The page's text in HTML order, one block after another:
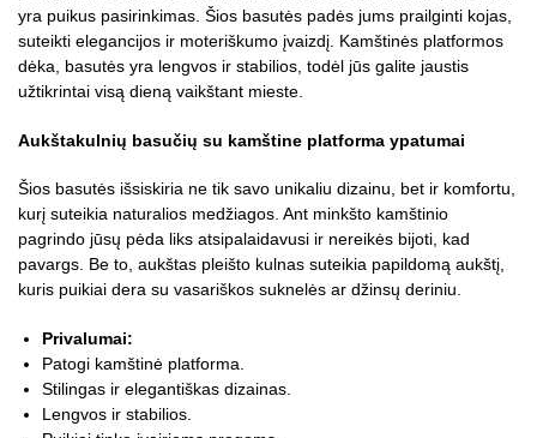
yra puikus pasirinkimas. Šios basutės padės jums prailginti kojas,
suteikti elegancijos ir moteriškumo įvaizdį. Kamštinės platformos
dėka, basutės yra lengvos ir stabilios, todėl jūs galite jaustis
užtikrintai visą dieną vaikštant mieste.
Aukštakulnių basučių su kamštine platforma ypatumai
Šios basutės išsiskiria ne tik savo unikaliu dizainu, bet ir komfortu,
kurį suteikia naturalios medžiagos. Ant minkšto kamštinio
pagrindo jūsų pėda liks atsipalaidavusi ir nereikės bijoti, kad
pavargs. Be to, aukštas pleišto kulnas suteikia papildomą aukštį,
kuris puikiai dera su vasariškos suknelės ar džinsų deriniu.
Privalumai:
Patogi kamštinė platforma.
Stilingas ir elegantiškas dizainas.
Lengvos ir stabilios.